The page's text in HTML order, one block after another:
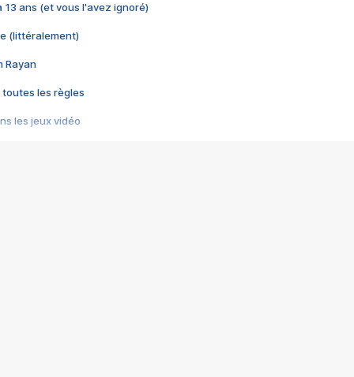
13 ans (et vous l'avez ignoré)
(littéralement)
Rayan
toutes les règles
les jeux vidéo